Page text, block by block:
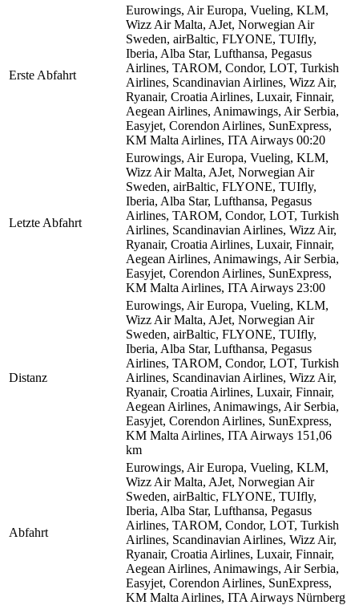
Erste Abfahrt
Eurowings, Air Europa, Vueling, KLM,
Wizz Air Malta, AJet, Norwegian Air
Sweden, airBaltic, FLYONE, TUIfly,
Iberia, Alba Star, Lufthansa, Pegasus
Airlines, TAROM, Condor, LOT, Turkish
Airlines, Scandinavian Airlines, Wizz Air,
Ryanair, Croatia Airlines, Luxair, Finnair,
Aegean Airlines, Animawings, Air Serbia,
Easyjet, Corendon Airlines, SunExpress,
KM Malta Airlines, ITA Airways 00:20
Letzte Abfahrt
Eurowings, Air Europa, Vueling, KLM,
Wizz Air Malta, AJet, Norwegian Air
Sweden, airBaltic, FLYONE, TUIfly,
Iberia, Alba Star, Lufthansa, Pegasus
Airlines, TAROM, Condor, LOT, Turkish
Airlines, Scandinavian Airlines, Wizz Air,
Ryanair, Croatia Airlines, Luxair, Finnair,
Aegean Airlines, Animawings, Air Serbia,
Easyjet, Corendon Airlines, SunExpress,
KM Malta Airlines, ITA Airways 23:00
Distanz
Eurowings, Air Europa, Vueling, KLM,
Wizz Air Malta, AJet, Norwegian Air
Sweden, airBaltic, FLYONE, TUIfly,
Iberia, Alba Star, Lufthansa, Pegasus
Airlines, TAROM, Condor, LOT, Turkish
Airlines, Scandinavian Airlines, Wizz Air,
Ryanair, Croatia Airlines, Luxair, Finnair,
Aegean Airlines, Animawings, Air Serbia,
Easyjet, Corendon Airlines, SunExpress,
KM Malta Airlines, ITA Airways 151,06
km
Abfahrt
Eurowings, Air Europa, Vueling, KLM,
Wizz Air Malta, AJet, Norwegian Air
Sweden, airBaltic, FLYONE, TUIfly,
Iberia, Alba Star, Lufthansa, Pegasus
Airlines, TAROM, Condor, LOT, Turkish
Airlines, Scandinavian Airlines, Wizz Air,
Ryanair, Croatia Airlines, Luxair, Finnair,
Aegean Airlines, Animawings, Air Serbia,
Easyjet, Corendon Airlines, SunExpress,
KM Malta Airlines, ITA Airways Nürnberg